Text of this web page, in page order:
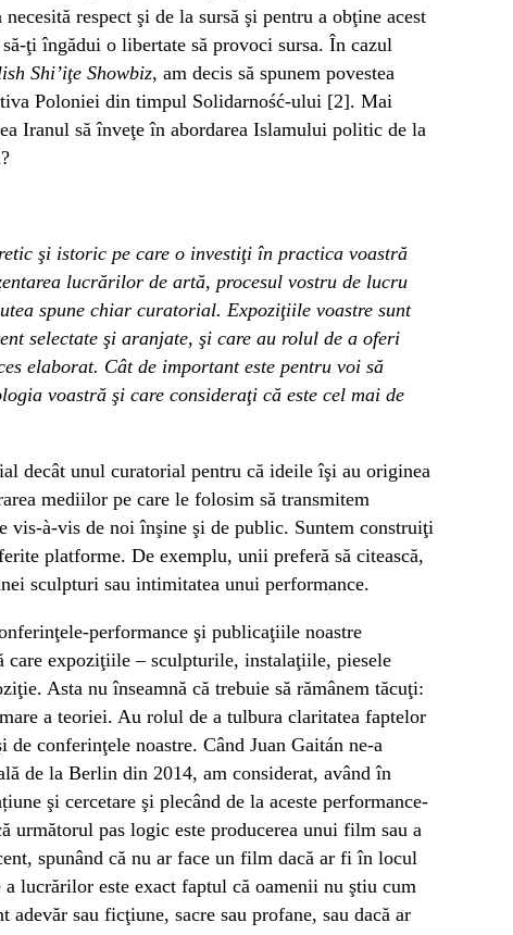
respect şi de la sursă şi pentru a obţine acest
ţi îngădui o libertate să provoci sursa. În cazul
Shi’iţe Showbiz, am decis să spunem povestea
Poloniei din timpul Solidarność-ului [2]. Mai
Iranul să înveţe în abordarea Islamului politic de la
şi istoric pe care o investiţi în practica voastră
lucrărilor de artă, procesul vostru de lucru
spune chiar curatorial. Expoziţiile voastre sunt
selectate şi aranjate, şi care au rolul de a oferi
elaborat. Cât de important este pentru voi să
voastră şi care consideraţi că este cel mai de
decât unul curatorial pentru că ideile îşi au originea
mediilor pe care le folosim să transmitem
vis-à-vis de noi înşine şi de public. Suntem construiţi
platforme. De exemplu, unii preferă să citească,
sculpturi sau intimitatea unui performance.
performance şi publicaţiile noastre
care expoziţiile – sculpturile, instalaţiile, piesele
Asta nu înseamnă că trebuie să rămânem tăcuţi:
a teoriei. Au rolul de a tulbura claritatea faptelor
de conferinţele noastre. Când Juan Gaitán ne-a
de la Berlin din 2014, am considerat, având în
şi cercetare şi plecând de la aceste performance-
următorul pas logic este producerea unui film sau a
spunând că nu ar face un film dacă ar fi în locul
lucrărilor este exact faptul că oamenii nu ştiu cum
adevăr sau ficţiune, sacre sau profane, sau dacă ar